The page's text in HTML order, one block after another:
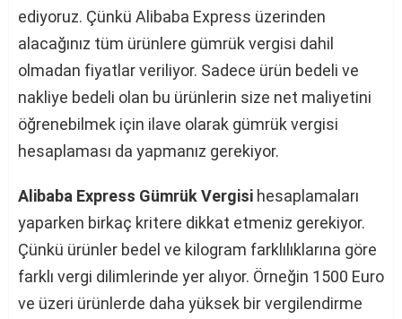
ediyoruz. Çünkü Alibaba Express üzerinden
alacağınız tüm ürünlere gümrük vergisi dahil
olmadan fiyatlar veriliyor. Sadece ürün bedeli ve
nakliye bedeli olan bu ürünlerin size net maliyetini
öğrenebilmek için ilave olarak gümrük vergisi
hesaplaması da yapmanız gerekiyor.
Alibaba Express Gümrük Vergisi hesaplamaları
yaparken birkaç kritere dikkat etmeniz gerekiyor.
Çünkü ürünler bedel ve kilogram farklılıklarına göre
farklı vergi dilimlerinde yer alıyor. Örneğin 1500 Euro
ve üzeri ürünlerde daha yüksek bir vergilendirme